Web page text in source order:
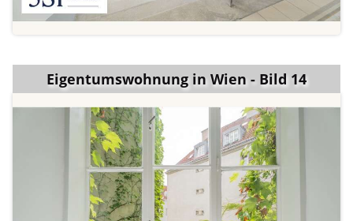
Eigentumswohnung in Wien - Bild 14